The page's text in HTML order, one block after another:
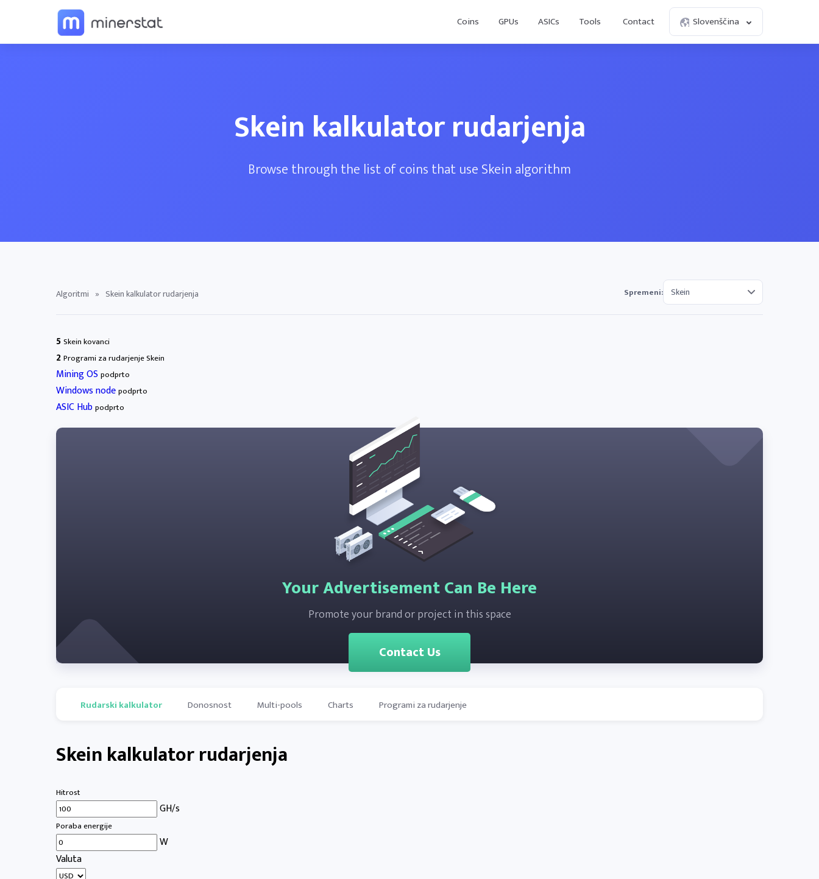
Coins GPUs ASICs Tools Contact Slovenščina
Skein kalkulator rudarjenja
Browse through the list of coins that use Skein algorithm
Algoritmi » Skein kalkulator rudarjenja Spremeni:
5Skein kovanci
2Programi za rudarjenje Skein
Mining OS podprto
Windows nodepodprto
ASIC Hub podprto
Your Advertisement Can Be Here
Promote your brand or project in this space
Contact Us
Rudarski kalkulator Donosnost Multi-pools Charts Programi za rudarjenje
Skein kalkulator rudarjenja
Hitrost
GH/s
Poraba energije
W
Valuta